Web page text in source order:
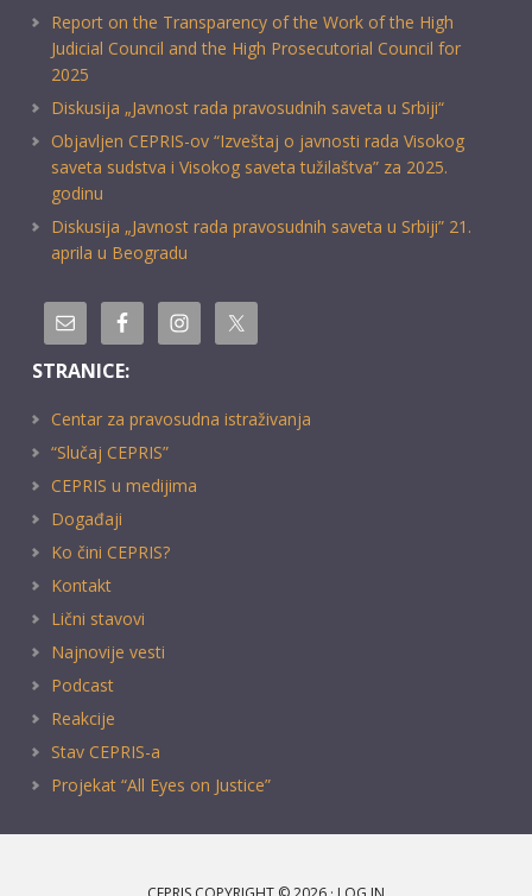
Report on the Transparency of the Work of the High
Judicial Council and the High Prosecutorial Council for
2025
Diskusija „Javnost rada pravosudnih saveta u Srbiji“
Objavljen CEPRIS-ov “Izveštaj o javnosti rada Visokog
saveta sudstva i Visokog saveta tužilaštva” za 2025.
godinu
Diskusija „Javnost rada pravosudnih saveta u Srbiji” 21.
aprila u Beogradu
STRANICE:
Centar za pravosudna istraživanja
“Slučaj CEPRIS”
CEPRIS u medijima
Događaji
Ko čini CEPRIS?
Kontakt
Lični stavovi
Najnovije vesti
Podcast
Reakcije
Stav CEPRIS-a
Projekat “All Eyes on Justice”